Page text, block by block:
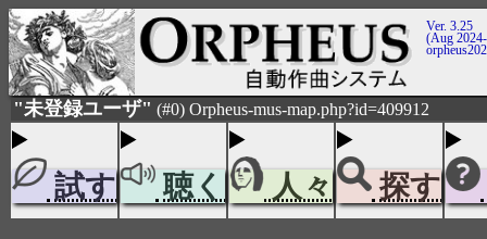
Ver. 3.25
(Aug
"未登録ユーザ" (#0) Orpheus-mus-map.php?id=409912
試す 聴く 人々 探す